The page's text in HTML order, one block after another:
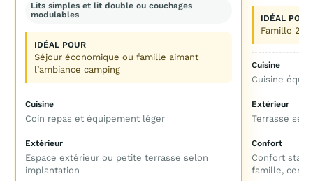
IDÉAL POUR
Famille 2
Cuisine
Cuisine
Extérieur
Terrasse
Confort
Confort
famille,
Lits simples et lit double ou couchages
modulables
IDÉAL POUR
Séjour économique ou famille aimant
l’ambiance camping
Cuisine
Coin repas et équipement léger
Extérieur
Espace extérieur ou petite terrasse selon
implantation